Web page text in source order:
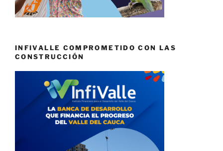
INFIVALLE COMPROMETIDO CON LAS
CONSTRUCCIÓN